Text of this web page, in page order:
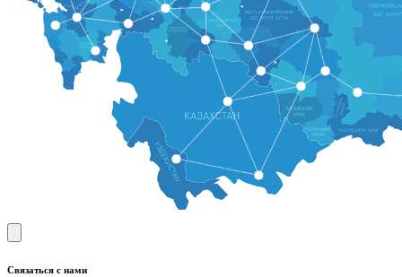
Связаться с нами